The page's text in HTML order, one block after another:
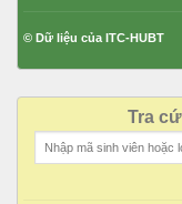
© Dữ liệu của ITC-HUBT
Tra